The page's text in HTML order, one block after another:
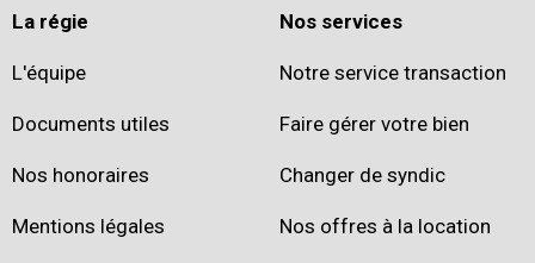
La régie
L'équipe
Documents utiles
Nos honoraires
Mentions légales
Nos services
Notre service transaction
Faire gérer votre bien
Changer de syndic
Nos offres à la location